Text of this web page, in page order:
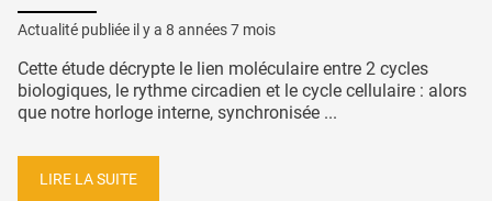
Actualité publiée il y a 8 années 7 mois
Cette étude décrypte le lien moléculaire entre 2 cycles
biologiques, le rythme circadien et le cycle cellulaire : alors
que notre horloge interne, synchronisée ...
LIRE LA SUITE